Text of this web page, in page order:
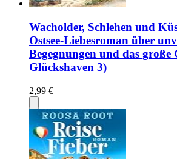
Wacholder, Schlehen und
Ostsee-Liebesroman über
Begegnungen und das
Glückshaven 3)
2,99 €